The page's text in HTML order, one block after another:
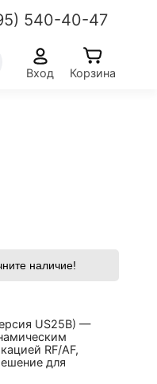
540-40-47
Вход Корзина
наличие!
US25B) —
RF/AF,
для